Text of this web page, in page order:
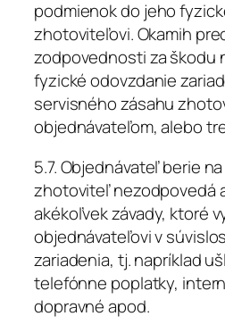
podmienok do jeho
zhotoviteľovi. Okamih
zodpovednosti za škodu
fyzické odovzdanie
servisného zásahu
objednávateľom, alebo
5.7. Objednávateľ berie
zhotoviteľ nezodpovedá
akékoľvek závady, ktoré
objednávateľovi v
zariadenia, tj. napríklad
telefónne poplatky,
dopravné apod.